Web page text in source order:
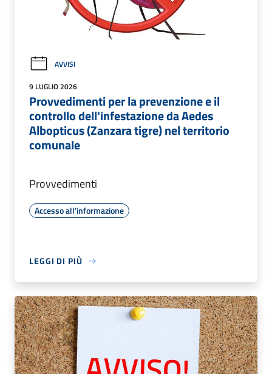
AVVISI
9 LUGLIO 2026
Provvedimenti per la prevenzione e il
controllo dell'infestazione da Aedes
Albopticus (Zanzara tigre) nel territorio
comunale
Provvedimenti
Accesso all'informazione
LEGGI DI PIÙ